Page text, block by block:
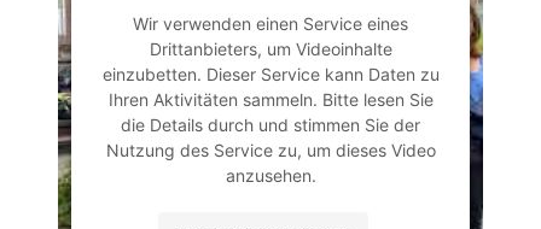
Wir verwenden einen Service eines
Drittanbieters, um Videoinhalte
einzubetten. Dieser Service kann Daten zu
Ihren Aktivitäten sammeln. Bitte lesen Sie
die Details durch und stimmen Sie der
Nutzung des Service zu, um dieses Video
anzusehen.